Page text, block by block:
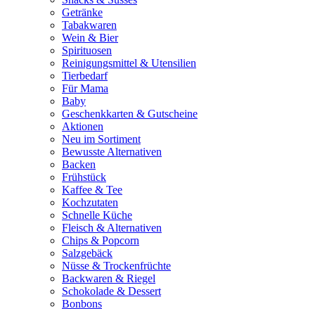
Getränke
Tabakwaren
Wein & Bier
Spirituosen
Reinigungsmittel & Utensilien
Tierbedarf
Für Mama
Baby
Geschenkkarten & Gutscheine
Aktionen
Neu im Sortiment
Bewusste Alternativen
Backen
Frühstück
Kaffee & Tee
Kochzutaten
Schnelle Küche
Fleisch & Alternativen
Chips & Popcorn
Salzgebäck
Nüsse & Trockenfrüchte
Backwaren & Riegel
Schokolade & Dessert
Bonbons